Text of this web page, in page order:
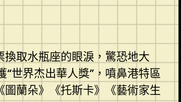
取水瓶座的眼淚，驚恐地大
世界杰出華人獎”，噴鼻港特區
蘭朵》《托斯卡》《藝術家生